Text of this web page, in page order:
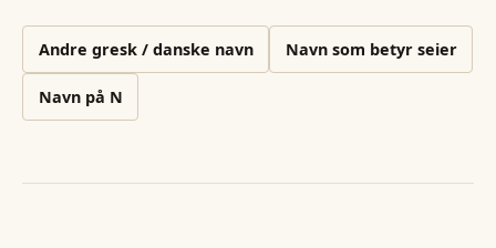
Andre gresk / danske navn Navn som betyr seier
Navn på N